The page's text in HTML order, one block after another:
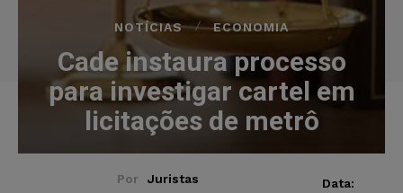
NOTÍCIAS ECONOMIA
Cade instaura processo
para investigar cartel em
licitações de metrô
Por Juristas
Data: